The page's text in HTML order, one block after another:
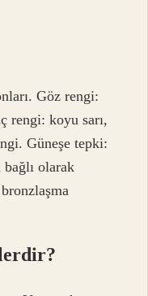
Göz rengi:
rengi: koyu sarı,
Güneşe tepki:
olarak